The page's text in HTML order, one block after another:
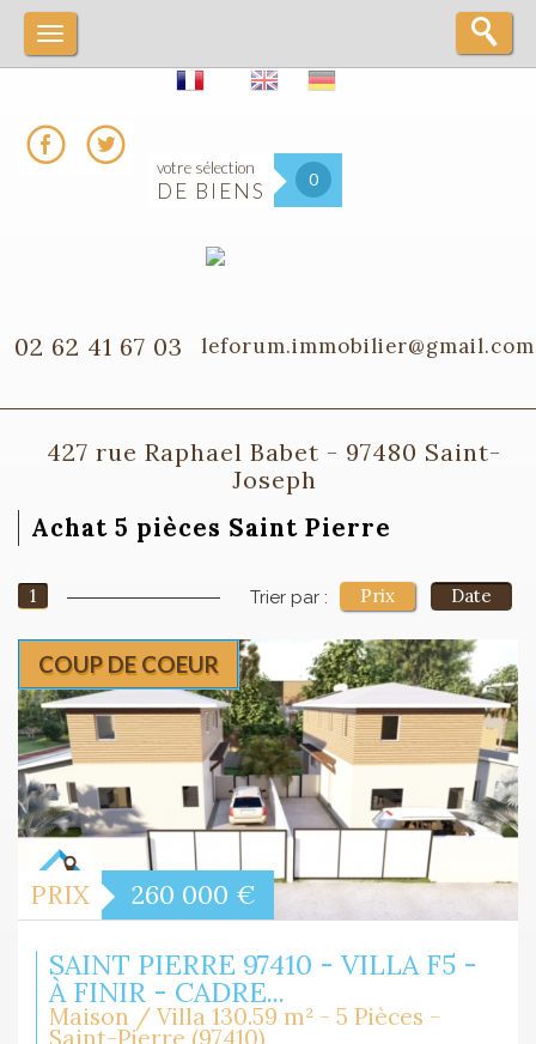
votre sélection
DE BIENS 0
02 62 41 67 03 leforum.immobilier@gmail.com
427 rue Raphael Babet - 97480 Saint-
Joseph
Achat 5 pièces Saint Pierre
1 Trier par : Prix Date
COUP DE COEUR
PRIX 260 000 €
SAINT PIERRE 97410 - VILLA F5 -
À FINIR - CADRE...
Maison / Villa 130.59 m² - 5 Pièces -